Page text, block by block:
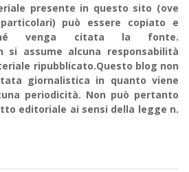
presente in questo sito (ove
può essere copiato e
venga citata la fonte.
si assume alcuna responsabilità
ripubblicato.Questo blog non
giornalistica in quanto viene
periodicità. Non può pertanto
editoriale ai sensi della legge n.